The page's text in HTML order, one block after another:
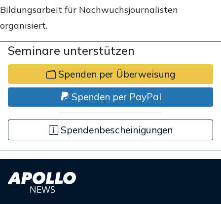
Bildungsarbeit für Nachwuchsjournalisten
organisiert.
Seminare unterstützen
Spenden per Überweisung
Spenden per PayPal
Spendenbescheinigungen